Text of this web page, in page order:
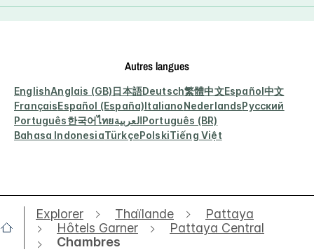
Autres langues
EnglishAnglais (GB)日本語Deutsch繁體中文Español中文
FrançaisEspañol (España)ItalianoNederlandsРусский
Português한국어ไทยالعربيةPortuguês (BR)
Bahasa IndonesiaTürkçePolskiTiếng Việt
Explorer Thaïlande
Pattaya
Hôtels Garner
Pattaya Central
Chambres